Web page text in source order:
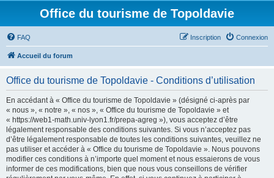
Office du tourisme de Topoldavie
FAQ Connexion
Inscription
Accueil du forum
Office du tourisme de Topoldavie - Conditions d’utilisation
En accédant à « Office du tourisme de Topoldavie » (désigné ci-après par
« nous », « notre », « nos », « Office du tourisme de Topoldavie » et
« https://web1-math.univ-lyon1.fr/prepa-agreg »), vous acceptez d’être
légalement responsable des conditions suivantes. Si vous n’acceptez pas
d’être légalement responsable de toutes les conditions suivantes, veuillez ne
pas utiliser et accéder à « Office du tourisme de Topoldavie ». Nous pouvons
modifier ces conditions à n’importe quel moment et nous essaierons de vous
informer de ces modifications, bien que nous vous conseillons de vérifier